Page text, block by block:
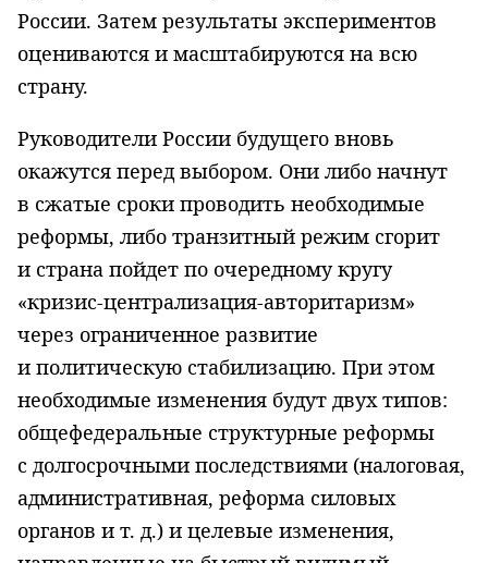
России. Затем результаты экспериментов
оцениваются и масштабируются на всю
страну.
Руководители России будущего вновь
окажутся перед выбором. Они либо начнут
в сжатые сроки проводить необходимые
реформы, либо транзитный режим сгорит
и страна пойдет по очередному кругу
«кризис-централизация-авторитаризм»
через ограниченное развитие
и политическую стабилизацию. При этом
необходимые изменения будут двух типов:
общефедеральные структурные реформы
с долгосрочными последствиями (налоговая,
административная, реформа силовых
органов и т. д.) и целевые изменения,